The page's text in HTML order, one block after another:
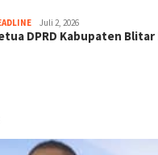
Juli 2, 2026
DPRD Kabupaten